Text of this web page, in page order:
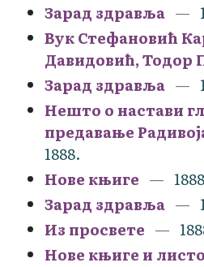
Зарад здравља
Вук Стефановић
Давидовић, Тодор
Зарад здравља
Нешто о настави
предавање
1888.
Нове књиге
Зарад здравља
Из просвете
Нове књиге и